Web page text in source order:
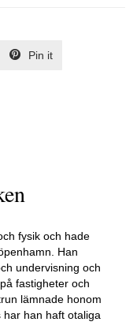
 Pin it
fysik och hade
Han
undervisning och
fastigheter och
lämnade honom
han haft otaliga